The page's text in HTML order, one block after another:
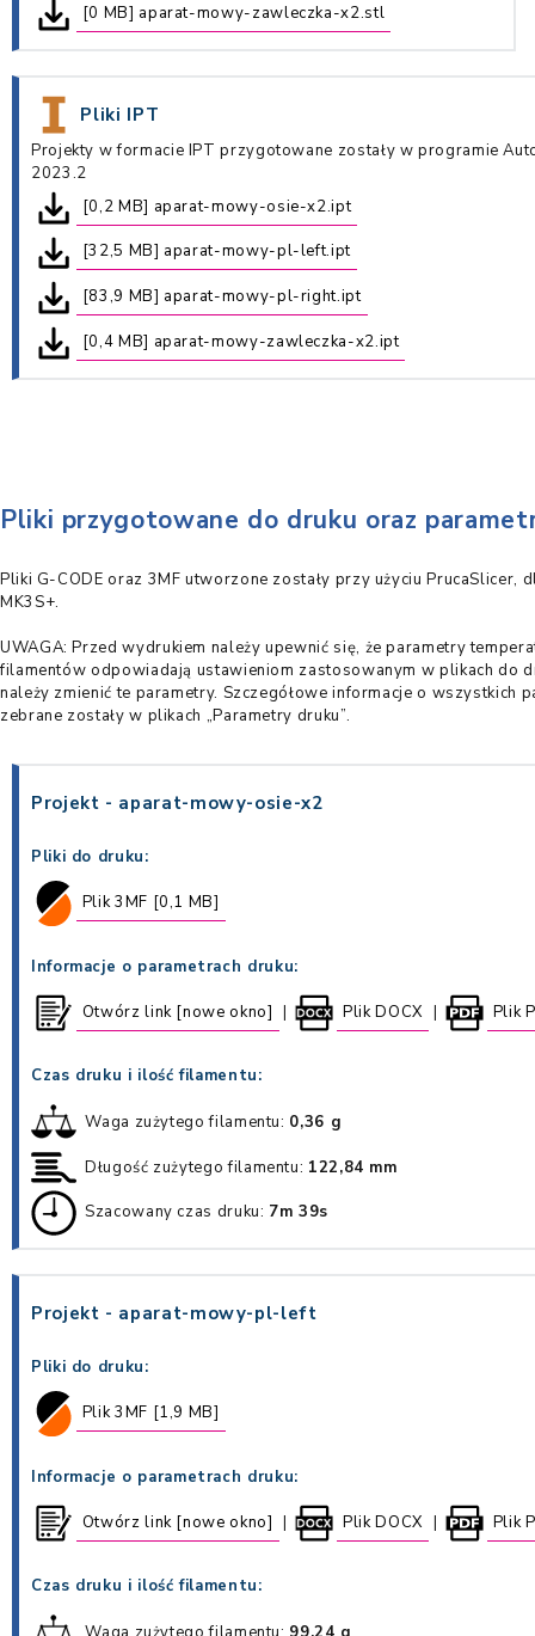
[0 MB] aparat-mowy-zawleczka-x2.stl
Pliki IPT
Projekty w formacie IPT przygotowane zostały w programie
2023.2
[0,2 MB] aparat-mowy-osie-x2.ipt
[32,5 MB] aparat-mowy-pl-left.ipt
[83,9 MB] aparat-mowy-pl-right.ipt
[0,4 MB] aparat-mowy-zawleczka-x2.ipt
Pliki przygotowane do druku oraz
Pliki G-CODE oraz 3MF utworzone zostały przy użyciu PrucaSlicer,
MK3S+.
UWAGA: Przed wydrukiem należy upewnić się, że parametry
filamentów odpowiadają ustawieniom zastosowanym w plikach do
należy zmienić te parametry. Szczegółowe informacje o wszystkich
zebrane zostały w plikach „Parametry druku”.
Projekt - aparat-mowy-osie-x2
Pliki do druku:
Plik 3MF [0,1 MB]
Informacje o parametrach druku:
Otwórz link [nowe okno] | Plik DOCX | Plik
Czas druku i ilość filamentu:
Waga zużytego filamentu: 0,36 g
Długość zużytego filamentu: 122,84 mm
Szacowany czas druku: 7m 39s
Projekt - aparat-mowy-pl-left
Pliki do druku:
Plik 3MF [1,9 MB]
Informacje o parametrach druku:
Otwórz link [nowe okno] | Plik DOCX | Plik
Czas druku i ilość filamentu: